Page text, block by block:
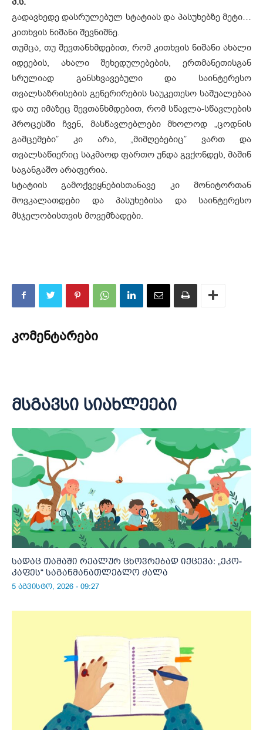
გადავხედე დასრულებულ სტატიას და პასუხებზე მეტი…
კითხვის ნიშანი შევნიშნე.
თუმცა, თუ შევთანხმდებით, რომ კითხვის ნიშანი ახალი
იდეების, ახალი შეხედულებების, ერთმანეთისგან
სრულიად განსხვავებული და საინტერესო
თვალსაზრისების გენერირების საუკეთესო საშუალებაა
და თუ იმაზეც შევთანხმდებით, რომ სწავლა-სწავლების
პროცესში ჩვენ, მასწავლებლები მხოლოდ „ცოდნის
გამცემები” კი არა, „მიმღებებიც” ვართ და
თვალსაწიერიც საკმაოდ ფართო უნდა გვქონდეს, მაშინ
საგანგაშო არაფერია.
სტატიის გამოქვეყნებისთანავე კი მონიტორთან
მოვკალათდები და პასუხებისა და საინტერესო
მსჯელობისთვის მოვემზადები.
კომენტარები
მსგავსი სიახლეები
სადაც თამაში რეალურ ცხოვრებად იქცევა: „ეკო-
კაფეს“ საგანმანათლებლო ძალა
5 აგვისტო, 2026 - 09:27